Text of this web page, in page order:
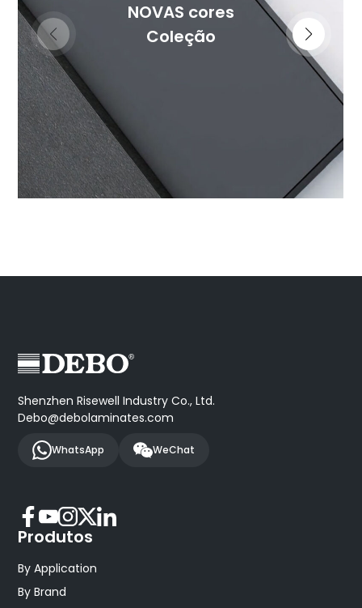
NOVAS cores
Coleção
Shenzhen Risewell Industry Co., Ltd.
Debo@debolaminates.com
WhatsApp WeChat
Produtos
By Application
By Brand